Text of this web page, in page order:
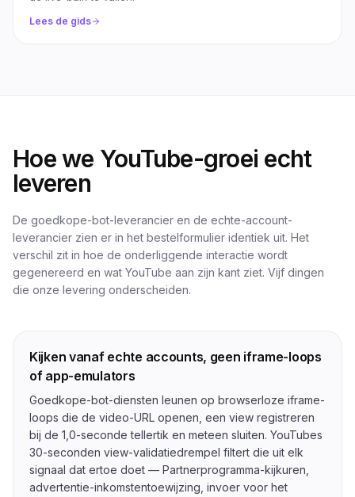
Lees de gids
Hoe we YouTube-groei echt
leveren
De goedkope-bot-leverancier en de echte-account-
leverancier zien er in het bestelformulier identiek uit. Het
verschil zit in hoe de onderliggende interactie wordt
gegenereerd en wat YouTube aan zijn kant ziet. Vijf dingen
die onze levering onderscheiden.
Kijken vanaf echte accounts, geen iframe-loops
of app-emulators
Goedkope-bot-diensten leunen op browserloze iframe-
loops die de video-URL openen, een view registreren
bij de 1,0-seconde tellertik en meteen sluiten. YouTubes
30-seconden view-validatiedrempel filtert die uit elk
signaal dat ertoe doet — Partnerprogramma-kijkuren,
advertentie-inkomstentoewijzing, invoer voor het